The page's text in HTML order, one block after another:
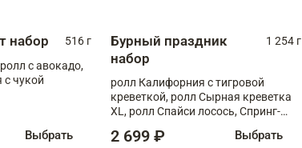
набор
516 г
с авокадо,
чукой
Выбрать
Бурный праздник
набор
1 254 г
ролл Калифорния с тигровой
креветкой, ролл Сырная креветка
XL, ролл Спайси лосось, Спринг-
Медовая креветка
2 699 ₽ Выбрать